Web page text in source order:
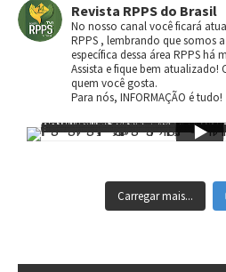
Revista RPPS do Brasil
No nosso canal você ficará
RPPS , lembrando que somos
específica dessa área RPPS há
Assista e fique bem
quem você gosta.
Para nós, INFORMAÇÃO é tudo!
Carregar mais...